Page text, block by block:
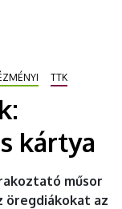
TTK
kártya
műsor
öregdiákokat az